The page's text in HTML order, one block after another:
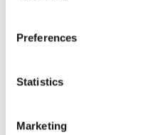
Preferences
Statistics
Marketing
Fa per te se
pratico da
l’albero.